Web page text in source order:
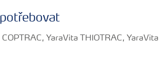
YaraVita THIOTRAC, YaraVita